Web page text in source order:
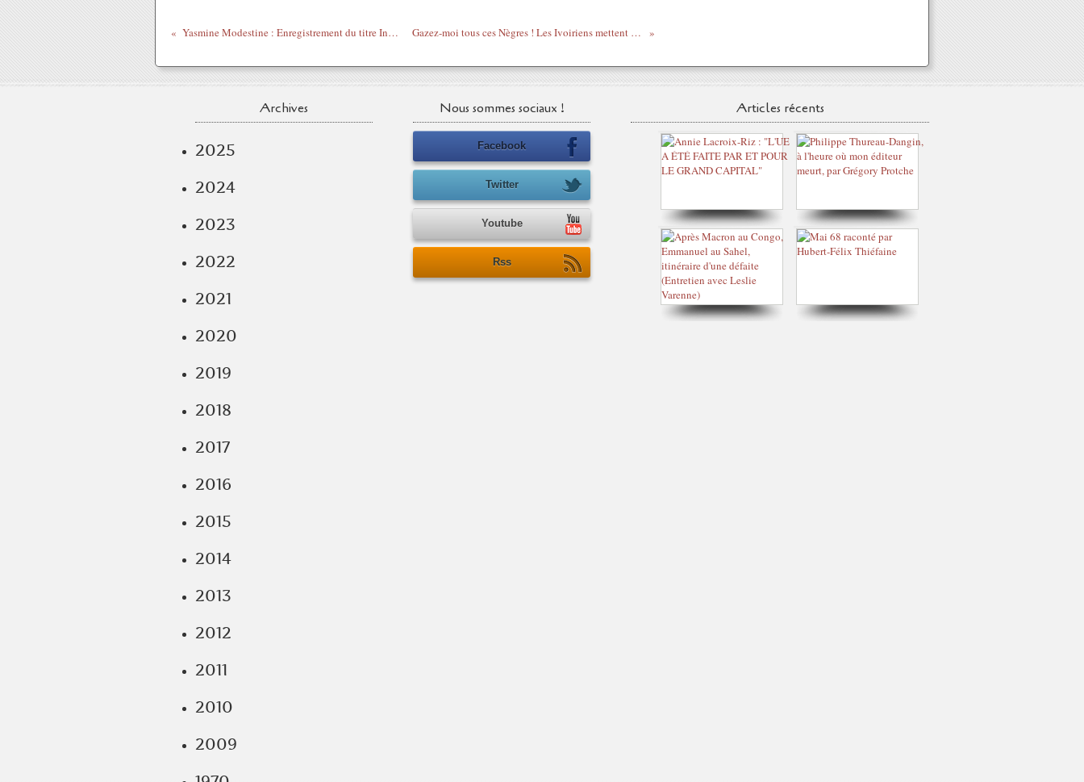
Yasmine Modestine : Enregistrement du titre Indira, de l'album "Out of the Blue" Gazez-moi tous ces Nègres ! Les Ivoiriens mettent le feu au Châtelet (2) - 15/10/2011
Archives
2025
2024
2023
2022
2021
2020
2019
2018
2017
2016
2015
2014
2013
2012
2011
2010
2009
Nous sommes sociaux !
Facebook
Twitter
Youtube
Rss
Articles récents